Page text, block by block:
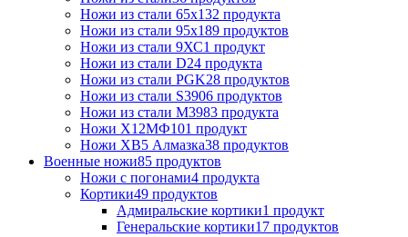
Ножи из стали 65х132 продукта
Ножи из стали 95х189 продуктов
Ножи из стали 9ХС1 продукт
Ножи из стали D24 продукта
Ножи из стали PGK28 продуктов
Ножи из стали S3906 продуктов
Ножи из стали М3983 продукта
Ножи Х12МФ101 продукт
Ножи ХВ5 Алмазка38 продуктов
Военные ножи85 продуктов
Ножи с погонами4 продукта
Кортики49 продуктов
Адмиральские кортики1 продукт
Генеральские кортики17 продуктов